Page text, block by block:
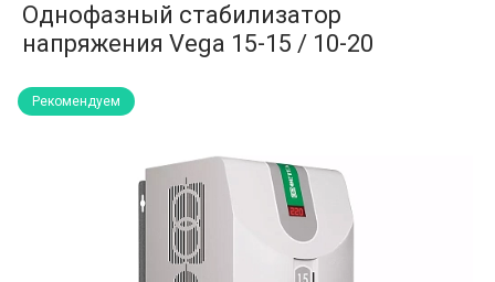
Однофазный стабилизатор
напряжения Vega 15-15 / 10-20
Рекомендуем